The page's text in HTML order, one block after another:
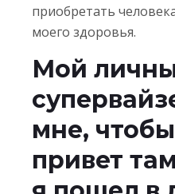
приобретать
моего здоровья.
Мой
мне,
привет